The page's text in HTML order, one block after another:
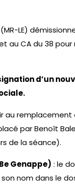
LE)
au CA du 38 pour
d’un
au
par Benoît
de la séance).
Genappe) : le
nom dans le